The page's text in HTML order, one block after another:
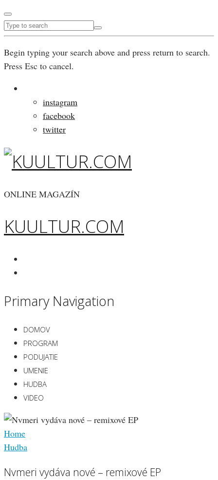
Begin typing your search above and press return to search.
Press Esc to cancel.
instagram
facebook
twitter
ONLINE MAGAZÍN
KUULTUR.COM
Primary Navigation
DOMOV
PROGRAM
PODUJATIE
UMENIE
HUDBA
VIDEO
Home
Hudba
Nvmeri vydáva nové – remixové EP